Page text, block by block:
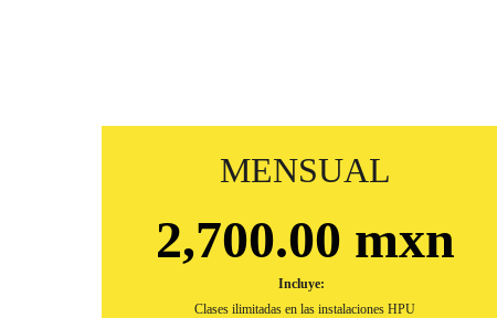
2,700.00 mxn
Incluye:
Clases ilimitadas en las instalaciones HPU
MENSUAL